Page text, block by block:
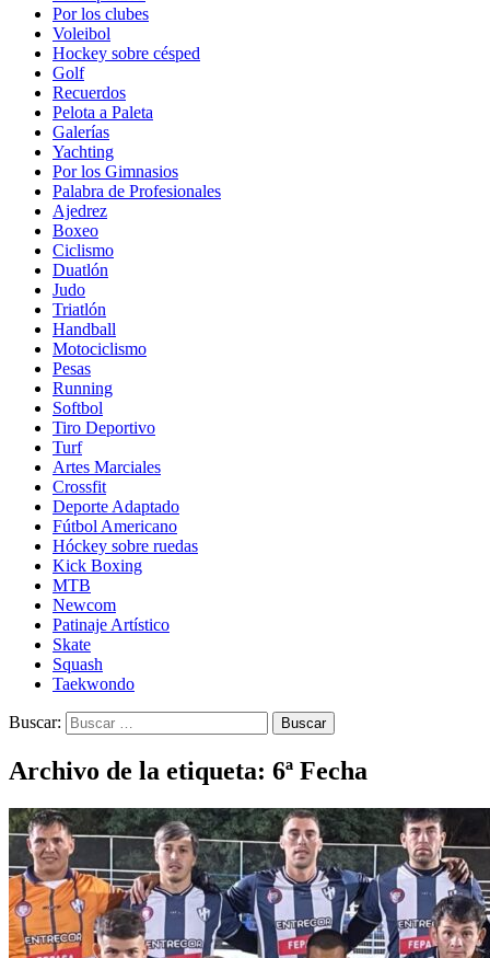
Por los clubes
Voleibol
Hockey sobre césped
Golf
Recuerdos
Pelota a Paleta
Galerías
Yachting
Por los Gimnasios
Palabra de Profesionales
Ajedrez
Boxeo
Ciclismo
Duatlón
Judo
Triatlón
Handball
Motociclismo
Pesas
Running
Softbol
Tiro Deportivo
Turf
Artes Marciales
Crossfit
Deporte Adaptado
Fútbol Americano
Hóckey sobre ruedas
Kick Boxing
MTB
Newcom
Patinaje Artístico
Skate
Squash
Taekwondo
Buscar:
Archivo de la etiqueta: 6ª Fecha